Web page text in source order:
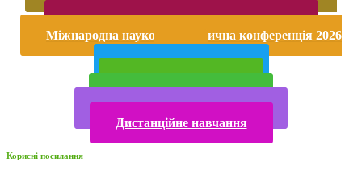
Міжнародна науково-практична конференція 2026
Дистанційне навчання
Корисні посилання